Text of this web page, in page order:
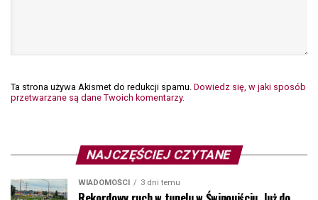
Ta strona używa Akismet do redukcji spamu. Dowiedz się, w jaki sposób
przetwarzane są dane Twoich komentarzy.
NAJCZĘŚCIEJ CZYTANE
WIADOMOŚCI 3 dni temu